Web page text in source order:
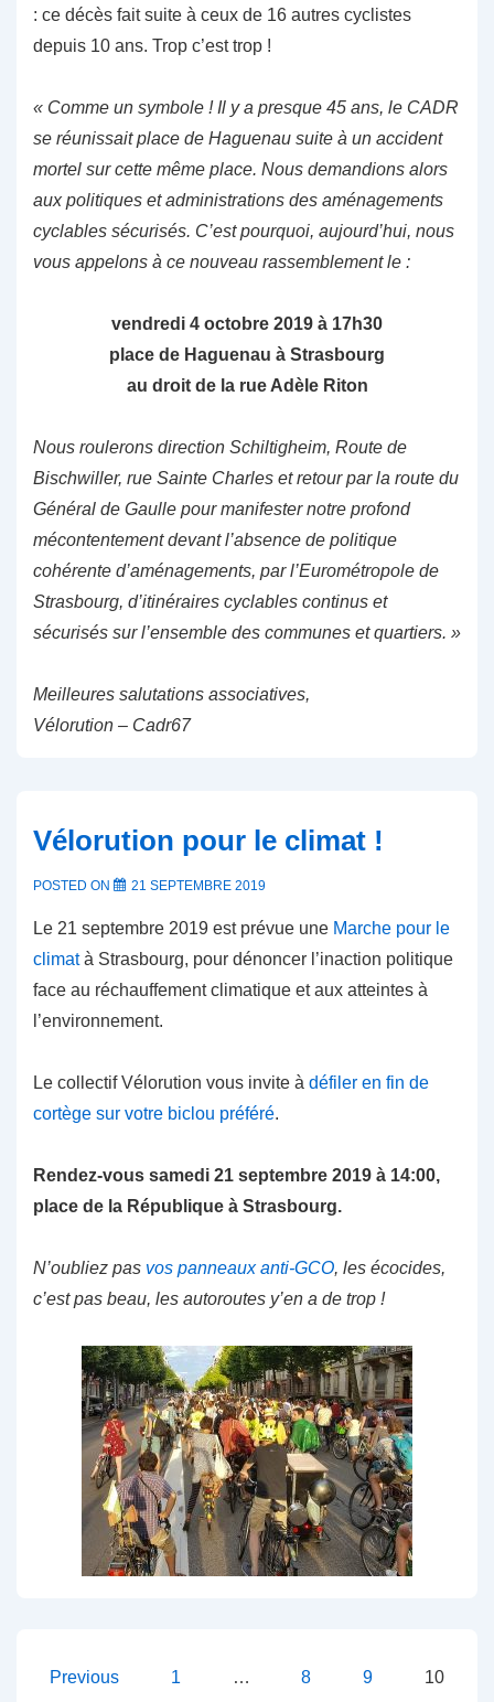
: ce décès fait suite à ceux de 16 autres cyclistes
depuis 10 ans. Trop c’est trop !
« Comme un symbole ! Il y a presque 45 ans, le CADR
se réunissait place de Haguenau suite à un accident
mortel sur cette même place. Nous demandions alors
aux politiques et administrations des aménagements
cyclables sécurisés. C’est pourquoi, aujourd’hui, nous
vous appelons à ce nouveau rassemblement le :
vendredi 4 octobre 2019 à 17h30
place de Haguenau à Strasbourg
au droit de la rue Adèle Riton
Nous roulerons direction Schiltigheim, Route de
Bischwiller, rue Sainte Charles et retour par la route du
Général de Gaulle pour manifester notre profond
mécontentement devant l’absence de politique
cohérente d’aménagements, par l’Eurométropole de
Strasbourg, d’itinéraires cyclables continus et
sécurisés sur l’ensemble des communes et quartiers. »
Meilleures salutations associatives,
Vélorution – Cadr67
Vélorution pour le climat !
POSTED ON 21 SEPTEMBRE 2019
Le 21 septembre 2019 est prévue une Marche pour le
climatà Strasbourg, pour dénoncer l’inaction politique
face au réchauffement climatique et aux atteintes à
l’environnement.
Le collectif Vélorution vous invite à défiler en fin de
cortège sur votre biclou préféré.
Rendez-vous samedi 21 septembre 2019 à 14:00,
place de la République à Strasbourg.
N’oubliez pas vos panneaux anti-GCO, les écocides,
c’est pas beau, les autoroutes y’en a de trop !
Navigation
Previous 1 … 8 9 10